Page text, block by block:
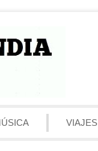
VIAJES